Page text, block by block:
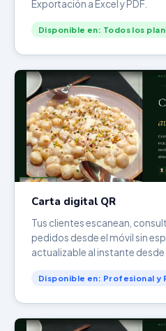
Exportación a Excel y PDF.
Disponible en: Todos los
Carta digital QR
Tus clientes escanean,
pedidos desde el móvil sin
actualizable al instante desde
Disponible en: Profesional y